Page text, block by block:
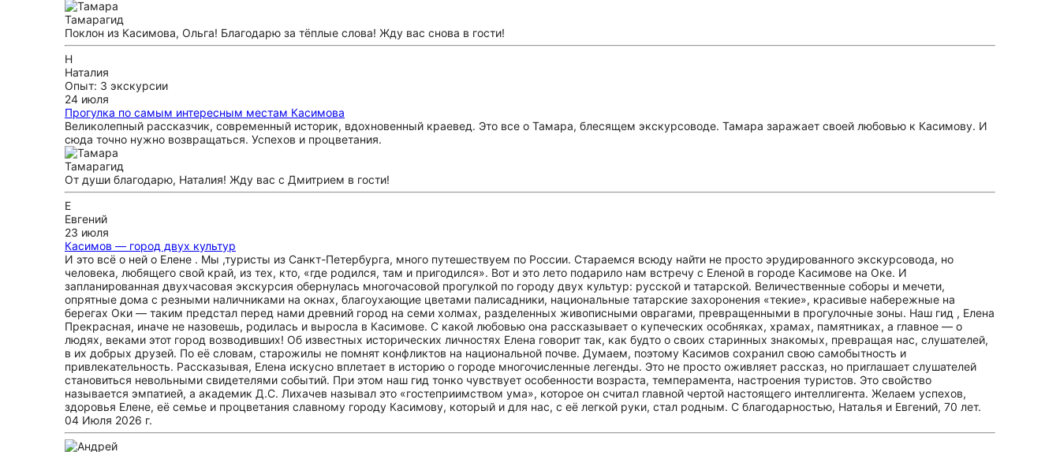
Тамарагид
Поклон из Касимова, Ольга! Благодарю за тёплые слова! Жду вас снова в гости!
Н
Наталия
Опыт: 3 экскурсии
24 июля
Прогулка по самым интересным местам Касимова
Великолепный рассказчик, современный историк, вдохновенный краевед. Это все о Тамара, блесящем экскурсоводе. Тамара заражает своей любовью к Касимову. И
сюда точно нужно возвращаться. Успехов и процветания.
Тамарагид
От души благодарю, Наталия! Жду вас с Дмитрием в гости!
Е
Евгений
23 июля
Касимов — город двух культур
И это всё о ней о Елене . Мы ,туристы из Санкт-Петербурга, много путешествуем по России. Стараемся всюду найти не просто эрудированного экскурсовода, но
человека, любящего свой край, из тех, кто, «где родился, там и пригодился». Вот и это лето подарило нам встречу с Еленой в городе Касимове на Оке. И
запланированная двухчасовая экскурсия обернулась многочасовой прогулкой по городу двух культур: русской и татарской. Величественные соборы и мечети,
опрятные дома с резными наличниками на окнах, благоухающие цветами палисадники, национальные татарские захоронения «текие», красивые набережные на
берегах Оки — таким предстал перед нами древний город на семи холмах, разделенных живописными оврагами, превращенными в прогулочные зоны. Наш гид , Елена
Прекрасная, иначе не назовешь, родилась и выросла в Касимове. С какой любовью она рассказывает о купеческих особняках, храмах, памятниках, а главное — о
людях, веками этот город возводивших! Об известных исторических личностях Елена говорит так, как будто о своих старинных знакомых, превращая нас, слушателей,
в их добрых друзей. По её словам, старожилы не помнят конфликтов на национальной почве. Думаем, поэтому Касимов сохранил свою самобытность и
привлекательность. Рассказывая, Елена искусно вплетает в историю о городе многочисленные легенды. Это не просто оживляет рассказ, но приглашает слушателей
становиться невольными свидетелями событий. При этом наш гид тонко чувствует особенности возраста, темперамента, настроения туристов. Это свойство
называется эмпатией, а академик Д.С. Лихачев называл это «гостеприимством ума», которое он считал главной чертой настоящего интеллигента. Желаем успехов,
здоровья Елене, её семье и процветания славному городу Касимову, который и для нас, с её легкой руки, стал родным. С благодарностью, Наталья и Евгений, 70 лет.
04 Июля 2026 г.